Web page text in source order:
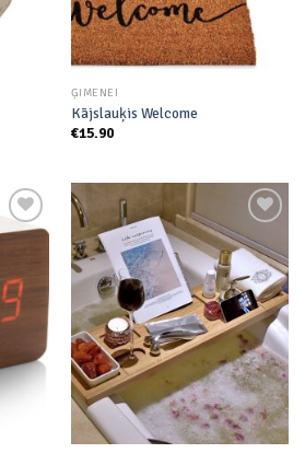
ĢIMENEI
Kājslauķis Welcome
€15.90
Add to
wishlist
Add to
wishlist